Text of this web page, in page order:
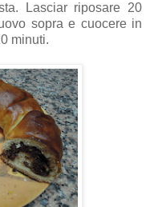
Lasciar riposare 20
sopra e cuocere in
minuti.